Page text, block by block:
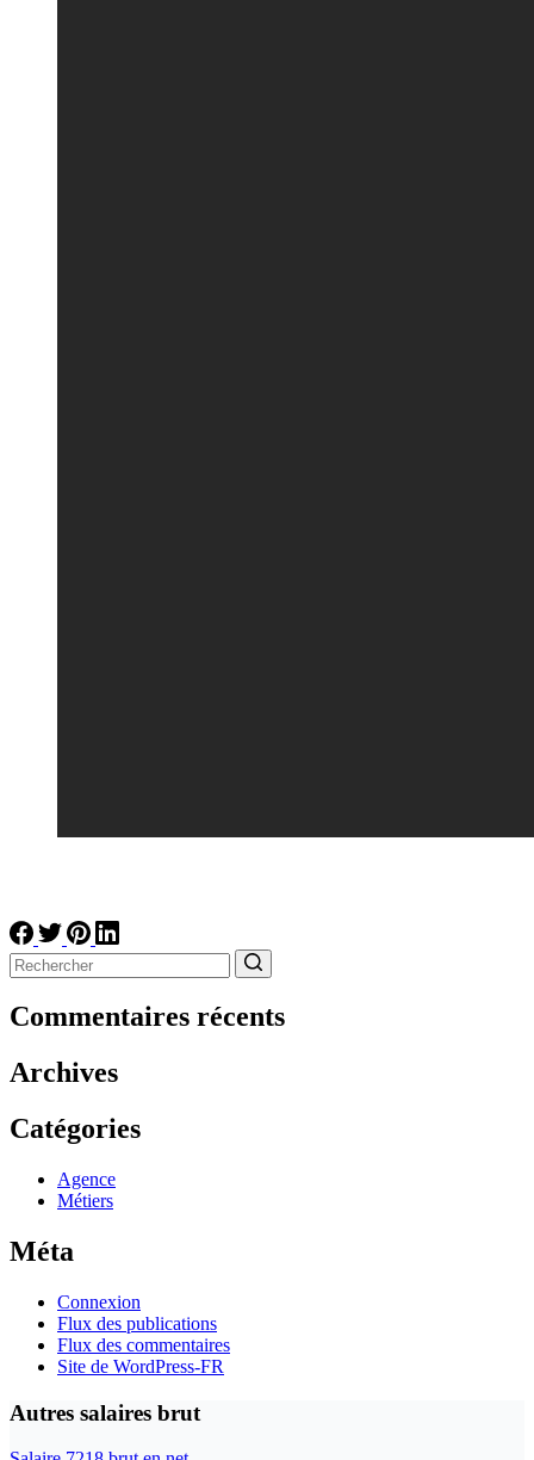
résultat
Commentaires récents
Archives
Catégories
Agence
Métiers
Méta
Connexion
Flux des publications
Flux des commentaires
Site de WordPress-FR
Autres salaires brut